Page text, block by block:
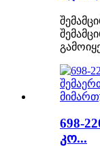
698-
კო...